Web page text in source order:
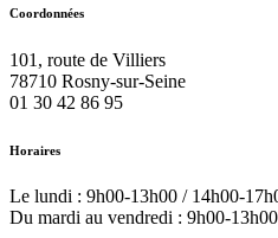
Coordonnées
101, route de Villiers
78710 Rosny-sur-Seine
01 30 42 86 95
Horaires
Le lundi : 9h00-13h00 / 14h00-
Du mardi au vendredi : 9h00-